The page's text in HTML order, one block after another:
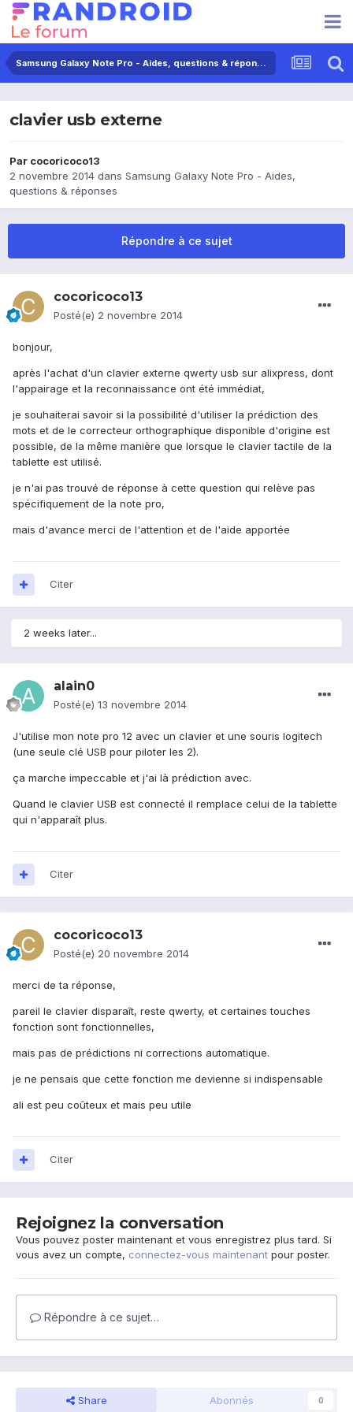
Samsung Galaxy Note Pro - Aides, questions & réponses
clavier usb externe
Par cocoricoco13
2 novembre 2014 dans Samsung Galaxy Note Pro - Aides,
questions & réponses
Répondre à ce sujet
cocoricoco13
Posté(e) 2 novembre 2014
bonjour,
après l'achat d'un clavier externe qwerty usb sur alixpress, dont
l'appairage et la reconnaissance ont été immédiat,
je souhaiterai savoir si la possibilité d'utiliser la prédiction des
mots et de le correcteur orthographique disponible d'origine est
possible, de la même manière que lorsque le clavier tactile de la
tablette est utilisé.
je n'ai pas trouvé de réponse à cette question qui relève pas
spécifiquement de la note pro,
mais d'avance merci de l'attention et de l'aide apportée
Citer
2 weeks later...
alain0
Posté(e) 13 novembre 2014
J'utilise mon note pro 12 avec un clavier et une souris logitech
(une seule clé USB pour piloter les 2).
ça marche impeccable et j'ai là prédiction avec.
Quand le clavier USB est connecté il remplace celui de la tablette
qui n'apparaît plus.
Citer
cocoricoco13
Posté(e) 20 novembre 2014
merci de ta réponse,
pareil le clavier disparaît, reste qwerty, et certaines touches
fonction sont fonctionnelles,
mais pas de prédictions ni corrections automatique.
je ne pensais que cette fonction me devienne si indispensable
ali est peu coûteux et mais peu utile
Citer
Rejoignez la conversation
Vous pouvez poster maintenant et vous enregistrez plus tard. Si
vous avez un compte, connectez-vous maintenant pour poster.
Répondre à ce sujet…
Share Abonnés 0